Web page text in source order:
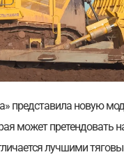
представила новую
может претендовать
лучшими